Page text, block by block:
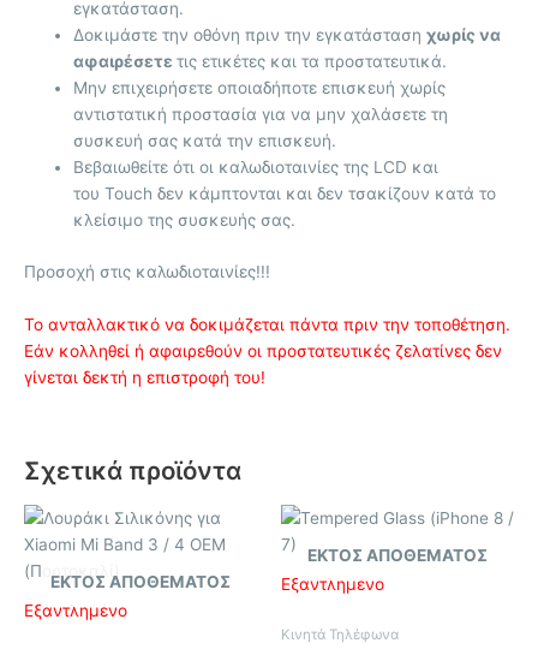
εγκατάσταση.
Δοκιμάστε την οθόνη πριν την εγκατάστασηχωρίς να
αφαιρέσετετις ετικέτες και τα προστατευτικά.
Μην επιχειρήσετε οποιαδήποτε επισκευή χωρίς
αντιστατική προστασία για να μην χαλάσετε τη
συσκευή σας κατά την επισκευή.
Βεβαιωθείτε ότι οι καλωδιοταινίες της LCD και
του Touch δεν κάμπτονται και δεν τσακίζουν κατά το
κλείσιμο της συσκευής σας.
Προσοχή στις καλωδιοταινίες!!!
Το ανταλλακτικό να δοκιμάζεται πάντα πριν την τοποθέτηση.
Εάν κολληθεί ή αφαιρεθούν οι προστατευτικές ζελατίνες δεν
γίνεται δεκτή η επιστροφή του!
Σχετικά προϊόντα
ΕΚΤΌΣ ΑΠΟΘΈΜΑΤΟΣ
Εξαντλημένο
ΕΚΤΌΣ ΑΠΟΘΈΜΑΤΟΣ
Εξαντλημένο
Κινητά Τηλέφωνα